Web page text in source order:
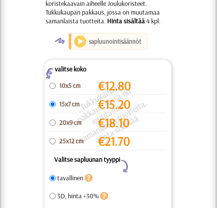
koristekaavain aiheelle Joulukoristeet.
Tukkukaupan pakkaus, jossa on muutamaa
samanlaista tuotteita. Hinta sisältää4 kpl.
O sapluunointisäännöt
Zvalitse koko
.
T
u
k
k
u
k
a
u
p
a
n
p
a
k
k
a
u
s, j
o
s
s
a
o
n
m
u
u
t
a
m
a
a
s
a
m
a
nl
ai
s
t
a
t
u
o
t
t
ei
t
a.
Hi
n
t
a
si
s
äl
t
ä
ä
10x5 cm €12.80
15x7 cm €15.20
20x9 cm €18.10
25x12 cm €21.70
Valitse sapluunan tyyppi
Y
tavallinen
3D, hinta +30%